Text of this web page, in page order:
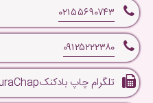
۰۲۱۵۵۶۹۰۷۴۳
۰۹۱۲۵۲۲۲۳۸۰
تلگرام چاپ بادکنکHuraChap@